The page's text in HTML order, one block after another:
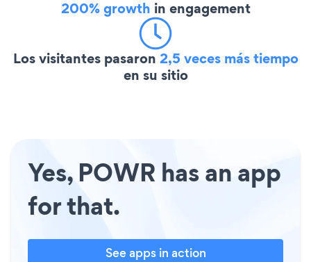
200% growth in engagement
Los visitantes pasaron 2,5 veces más tiempo
en su sitio
Yes, POWR has an app
for that.
See apps in action